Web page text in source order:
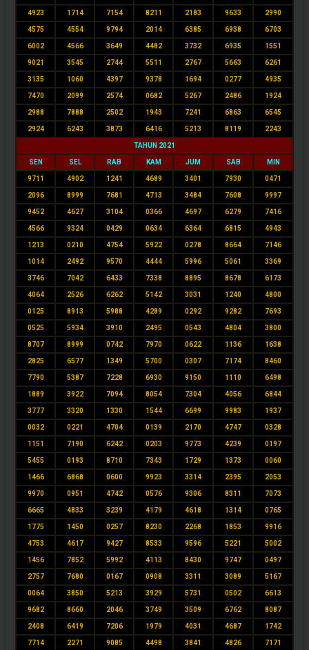
4923 1714 7154 8211 2183 9633 2990
4575 4554 9794 2014 6385 6938 6703
6002 4566 3649 4482 3732 6935 1551
9021 3545 2744 5511 2767 5663 6261
3135 1060 4397 9378 1694 0277 4935
7470 2099 2574 0682 5267 2486 1924
2988 7888 2502 1943 7241 6863 6545
2924 6243 3873 6416 5213 8119 2243
TAHUN 2021
SEN SEL RAB KAM JUM SAB MIN
9711 4902 1241 4689 3401 7930 0471
2096 8999 7681 4713 3484 7608 9997
9452 4627 3104 0366 4697 6279 7416
4566 9324 0429 0634 6364 6815 4943
1213 0210 4754 5922 0278 8664 7146
1014 2492 9570 4444 5996 5061 3369
3746 7042 6433 7338 8895 8678 6173
4064 2526 6262 5142 3031 1240 4800
0125 8913 5988 4289 0292 9282 7693
0525 5934 3910 2495 0543 4804 3800
8707 8999 0742 7970 0622 1136 1638
2825 6577 1349 5700 0307 7174 8460
7790 5387 7228 6930 9150 1110 6498
1889 3922 7094 8054 7304 4056 6844
3777 3320 1330 1544 6699 9983 1937
0032 0221 4704 0139 2170 4747 0328
1151 7190 6242 0203 9773 4239 0197
5455 0193 8710 7343 1729 1373 0060
1466 6868 0600 9923 3314 2395 2053
9970 0951 4742 0576 9306 8311 7073
6665 4833 3239 4179 4618 1314 0765
1775 1450 0257 8230 2268 1853 9916
4753 4617 9427 8533 9596 5221 5002
1456 7852 5992 4113 8430 9747 0497
2757 7680 0167 0908 3311 3089 5167
0064 3850 5213 3929 5731 0502 6613
9682 8660 2046 3749 3509 6762 8087
2408 6419 7206 1979 4031 4687 1742
7714 2271 9085 4498 3841 4826 7171